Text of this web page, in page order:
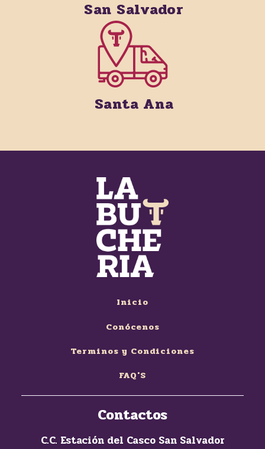
San Salvador
Santa Ana
Inicio
Conócenos
Terminos y Condiciones
FAQ'S
Contactos
C.C. Estación del Casco San Salvador